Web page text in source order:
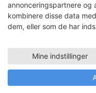
Anna
annonceringspartnere og
kombinere disse data
dem, eller som de har
Mine indstillinger